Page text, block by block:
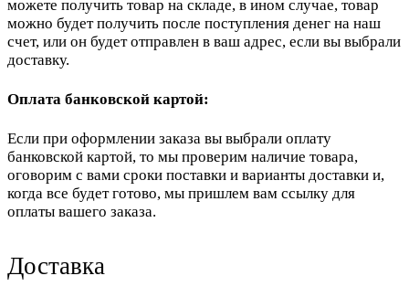
можете получить товар на складе, в ином случае, товар
можно будет получить после поступления денег на наш
счет, или он будет отправлен в ваш адрес, если вы выбрали
доставку.
Оплата банковской картой:
Если при оформлении заказа вы выбрали оплату
банковской картой, то мы проверим наличие товара,
оговорим с вами сроки поставки и варианты доставки и,
когда все будет готово, мы пришлем вам ссылку для
оплаты вашего заказа.
Доставка